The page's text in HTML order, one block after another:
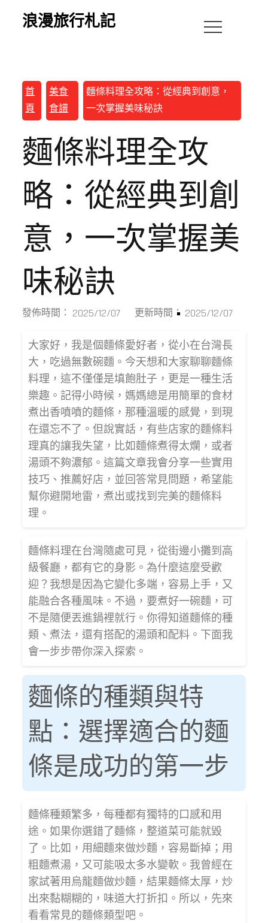
浪漫旅行札記
首
頁
美食
食譜
麵條料理全攻略：從經典到創意，
一次掌握美味秘訣
麵條料理全攻
略：從經典到創
意，一次掌握美
味秘訣
發佈時間： 2025/12/07 更新時間： 2025/12/07
大家好，我是個麵條愛好者，從小在台灣長
大，吃過無數碗麵。今天想和大家聊聊麵條
料理，這不僅僅是填飽肚子，更是一種生活
樂趣。記得小時候，媽媽總是用簡單的食材
煮出香噴噴的麵條，那種溫暖的感覺，到現
在還忘不了。但說實話，有些店家的麵條料
理真的讓我失望，比如麵條煮得太爛，或者
湯頭不夠濃郁。這篇文章我會分享一些實用
技巧、推薦好店，並回答常見問題，希望能
幫你避開地雷，煮出或找到完美的麵條料
理。
麵條料理在台灣隨處可見，從街邊小攤到高
級餐廳，都有它的身影。為什麼這麼受歡
迎？我想是因為它變化多端，容易上手，又
能融合各種風味。不過，要煮好一碗麵，可
不是隨便丟進鍋裡就行。你得知道麵條的種
類、煮法，還有搭配的湯頭和配料。下面我
會一步步帶你深入探索。
麵條的種類與特
點：選擇適合的麵
條是成功的第一步
麵條種類繁多，每種都有獨特的口感和用
途。如果你選錯了麵條，整道菜可能就毀
了。比如，用細麵來做炒麵，容易斷掉；用
粗麵煮湯，又可能吸太多水變軟。我曾經在
家試著用烏龍麵做炒麵，結果麵條太厚，炒
出來黏糊糊的，味道大打折扣。所以，先來
看看常見的麵條類型吧。